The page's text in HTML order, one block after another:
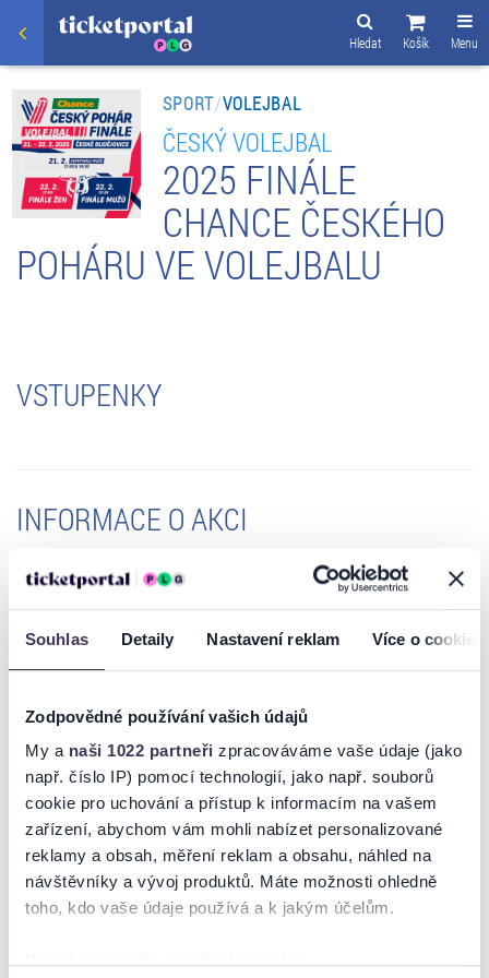
Souhlas Detaily Nastavení reklam Více o cookies
Zodpovědné používání vašich údajů
My a naši 1022 partneři zpracováváme vaše údaje (jako
např. číslo IP) pomocí technologií, jako např. souborů
cookie pro uchování a přístup k informacím na vašem
zařízení, abychom vám mohli nabízet personalizované
reklamy a obsah, měření reklam a obsahu, náhled na
návštěvníky a vývoj produktů. Máte možnosti ohledně
toho, kdo vaše údaje používá a k jakým účelům.
Menu
Košík
Hledat
SPORT/VOLEJBAL
ČESKÝ VOLEJBAL
2025 FINÁLE
CHANCE ČESKÉHO
POHÁRU VE VOLEJBALU
VSTUPENKY
INFORMACE O AKCI
Nenechte si ujít ten nejlepší klubový volejbal v České republice.
Nejdříve se v pátek utkají čtyři nejlepší mužské týmy v nelítostných
semifinálových bojích a následně se pak v sobotu odehrají dvě
finálové bitvy o vítězství v prestižním FINÁLE Chance Českého
poháru.
PÁTEK 21. února 2025 - Semifinále muži
17:00 VK Jihostroj České Budějovice - VK ČEZ Karlovarsko
19:30 AERO Odolena Voda - VK Lvi Praha
SOBOTA 22. února 2025
17:00 Finále – ženy
19:30 Finále – muži
!!! Vstupenky v předprodeji se slevou 20% pouze do 20. 2. 2025 23:59